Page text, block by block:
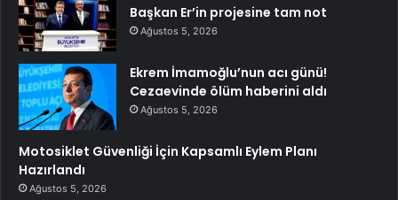
Başkan Er’in projesine tam not
Ağustos 5, 2026
Ekrem İmamoğlu’nun acı günü!
Cezaevinde ölüm haberini aldı
Ağustos 5, 2026
Motosiklet Güvenliği İçin Kapsamlı Eylem Planı
Hazırlandı
Ağustos 5, 2026